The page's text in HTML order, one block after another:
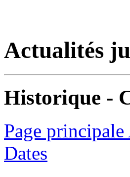
Actualités
Historique -
Page
Dates